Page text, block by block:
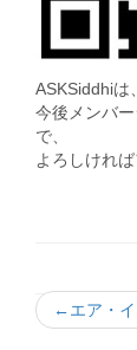
ASKSiddhiは、
今後メンバ
で、
よろしけれ
←エア・